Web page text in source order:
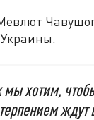
мы хотим,
ждут